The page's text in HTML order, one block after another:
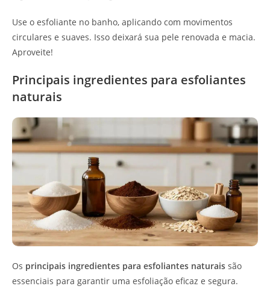
Use o esfoliante no banho, aplicando com movimentos
circulares e suaves. Isso deixará sua pele renovada e macia.
Aproveite!
Principais ingredientes para esfoliantes
naturais
Os principais ingredientes para esfoliantes naturais são
essenciais para garantir uma esfoliação eficaz e segura.